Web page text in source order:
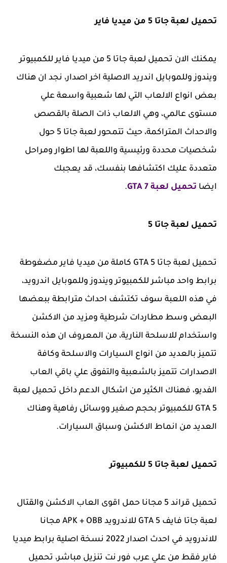
تحميل لعبة جاتا 5 من ميديا فاير
يمكنك الان تحميل لعبة جاتا 5 من ميديا فاير للكمبيوتر
ويندوز وللموبايل اندريد الاصلية اخر اصدار، نجد ان هناك
بعض انواع الالعاب التي لها شعبية واسعة علي
مستوى عالمي، وهي الالعاب ذات الصلة بالقصص
والاحداث المتراكمة، حيث تتمحور لعبة جاتا 5 حول
شخصيات محددة ورئيسية واللعبة لها اطوار ومراحل
متعددة عليك اكتشافها بنفسك، قد يعجبك
ايضا تحميل لعبة GTA 7 .
تحميل لعبة جاتا 5
تحميل لعبة جاتا 5 GTA كاملة من ميديا فاير مضغوطة
برابط واحد مباشر للكمبيوتر ويندوز وللموبايل اندرويد،
في هذه اللعبة سوف تكتشف احداث مترابطة ببعضها
البعض وسط مطاردات شرطية ومزيد من الاكشن
واستخدام للاسلحة النارية، من المعروف ان هذه النسخة
تتميز بالعديد من انواع السيارات والاسلحة وكافة
الاصدارات تتميز بالشعبية والتفوق علي باقي العاب
الفديو، فهناك الكثير من اشكال الدعم داخل تحميل لعبة
GTA 5 للكمبيوتر بحجم صغير ووسائل رفاهية وهناك
العديد من انماط الاكشن وسباق السيارات.
تحميل لعبة جاتا 5 للكمبيوتر
تحميل قراند 5 مجانا حمل اقوى العاب الاكشن والقتال
لعبة جاتا فايف
GTA 5 للاندرويد APK + OBB مجانا
للاندرويد في احدث اصدار 2022 نسخة اصلية برابط ميديا
فاير فقط من علي عرب فور نت تنزيل مباشر، تحميل